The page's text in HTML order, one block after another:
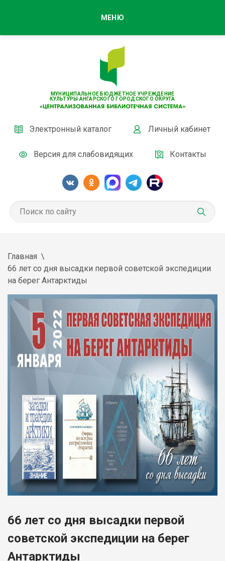
МУНИЦИПАЛЬНОЕ БЮДЖЕТНОЕ УЧРЕЖДЕНИЕ
КУЛЬТУРЫ АНГАРСКОГО ГОРОДСКОГО ОКРУГА
Электронный каталог Личный кабинет
Версия для слабовидящих Контакты
МЕНЮ
Главная
66 лет со дня высадки первой советской экспедиции
на берег Антарктиды
66 лет со дня высадки первой
советской экспедиции на берег
Антарктиды